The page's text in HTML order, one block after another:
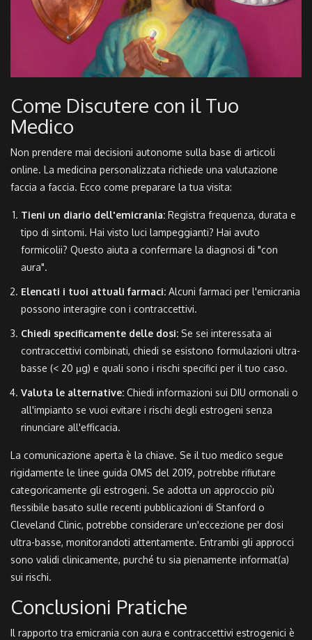
Come Discutere con il Tuo
Medico
Non prendere mai decisioni autonome sulla base di articoli
online. La medicina personalizzata richiede una valutazione
faccia a faccia. Ecco come preparare la tua visita:
Tieni un diario dell'emicrania: Registra frequenza, durata e
tipo di sintomi. Hai visto luci lampeggianti? Hai avuto
formicolii? Questo aiuta a confermare la diagnosi di "con
aura".
Elencati i tuoi attuali farmaci: Alcuni farmaci per l'emicrania
possono interagire con i contraccettivi.
Chiedi specificamente delle dosi: Se sei interessata ai
contraccettivi combinati, chiedi se esistono formulazioni ultra-
basse (< 20 µg) e quali sono i rischi specifici per il tuo caso.
Valuta le alternative: Chiedi informazioni sui DIU ormonali o
all'impianto se vuoi evitare i rischi degli estrogeni senza
rinunciare all'efficacia.
La comunicazione aperta è la chiave. Se il tuo medico segue
rigidamente le linee guida OMS del 2019, potrebbe rifiutare
categoricamente gli estrogeni. Se adotta un approccio più
flessibile basato sulle recenti pubblicazioni di Stanford o
Cleveland Clinic, potrebbe considerare un'eccezione per dosi
ultra-basse, monitorandoti attentamente. Entrambi gli approcci
sono validi clinicamente, purché tu sia pienamente informat(a)
sui rischi.
Conclusioni Pratiche
Il rapporto tra emicrania con aura e contraccettivi estrogenici è